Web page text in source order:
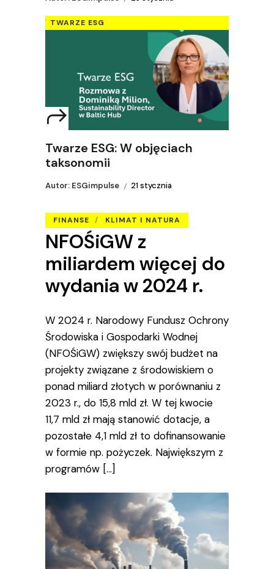
TWARZE ESG
Twarze ESG: W objęciach
taksonomii
Autor: ESGimpulse 21 stycznia
FINANSE KLIMAT I NATURA
NFOŚiGW z
miliardem więcej do
wydania w 2024 r.
W 2024 r. Narodowy Fundusz Ochrony
Środowiska i Gospodarki Wodnej
(NFOŚiGW) zwiększy swój budżet na
projekty związane z środowiskiem o
ponad miliard złotych w porównaniu z
2023 r., do 15,8 mld zł. W tej kwocie
11,7 mld zł mają stanowić dotacje, a
pozostałe 4,1 mld zł to dofinansowanie
w formie np. pożyczek. Największym z
programów […]